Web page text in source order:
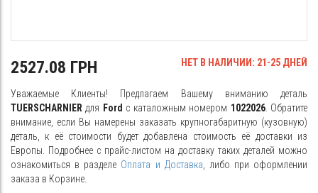
2527.08 ГРН НЕТ В НАЛИЧИИ: 21-25 ДНЕЙ
Уважаемые Клиенты! Предлагаем Вашему вниманию деталь
TUERSCHARNIER для Ford с каталожным номером 1022026. Обратите
внимание, если Вы намерены заказать крупногабаритную (кузовную)
деталь, к её стоимости будет добавлена стоимость её доставки из
Европы. Подробнее с прайс-листом на доставку таких деталей можно
ознакомиться в разделе Оплата и Доставка , либо при оформлении
заказа в Корзине.